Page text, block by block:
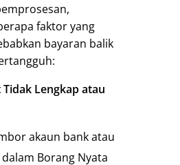
faktor yang
bayaran balik
Lengkap atau
akaun bank atau
Borang Nyata